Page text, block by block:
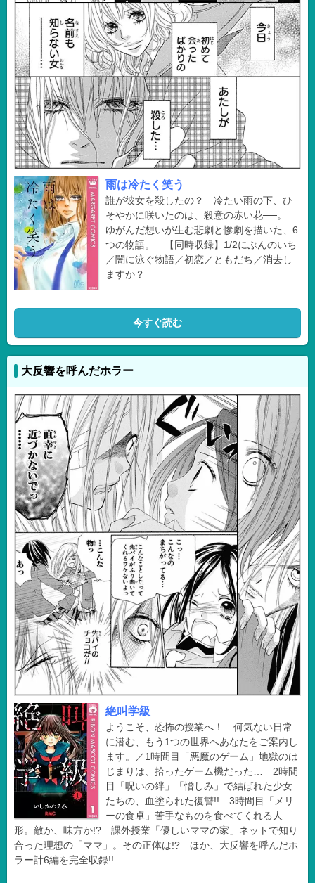
雨は冷たく笑う
誰が彼女を殺したの？ 冷たい雨の下、ひ
そやかに咲いたのは、殺意の赤い花──。
ゆがんだ想いが生む悲劇と惨劇を描いた、6
つの物語。 【同時収録】1/2にぶんのいち
／闇に泳ぐ物語／初恋／ともだち／消去し
ますか？
今すぐ読む
大反響を呼んだホラー
絶叫学級
ようこそ、恐怖の授業へ！ 何気ない日常
に潜む、もう1つの世界へあなたをご案内し
ます。／1時間目「悪魔のゲーム」地獄のは
じまりは、拾ったゲーム機だった… 2時間
目「呪いの絆」「憎しみ」で結ばれた少女
たちの、血塗られた復讐!! 3時間目「メリ
ーの食卓」苦手なものを食べてくれる人
形。敵か、味方か!? 課外授業「優しいママの家」ネットで知り
合った理想の「ママ」。その正体は!? ほか、大反響を呼んだホ
ラー計6編を完全収録!!